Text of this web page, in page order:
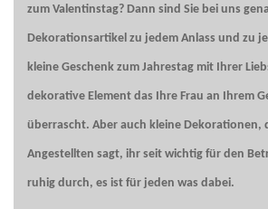
zum Valentinstag? Dann sind Sie bei uns
Dekorationsartikel zu jedem Anlass und zu
kleine Geschenk zum Jahrestag mit Ihrer
dekorative Element das Ihre Frau an Ihrem
überrascht. Aber auch kleine Dekorationen,
Angestellten sagt, ihr seit wichtig für den
ruhig durch, es ist für jeden was dabei.